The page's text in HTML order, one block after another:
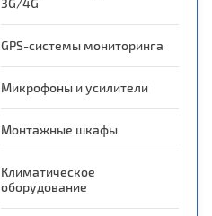
3G/4G
GPS-системы мониторинга
Микрофоны и усилители
Монтажные шкафы
Климатическое
оборудование